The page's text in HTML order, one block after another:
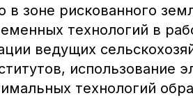
зоне рискованного
технологий в
ведущих
использование
технологий